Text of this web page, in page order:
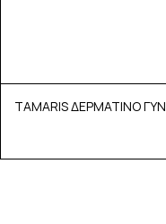
TAMARIS ΔΕΡΜΑΤΙΝΟ